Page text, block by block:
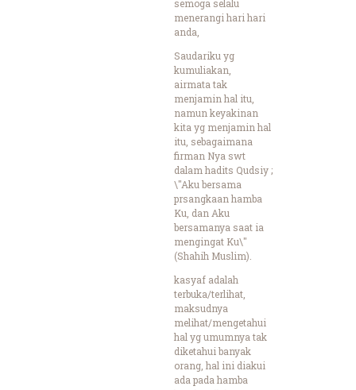
semoga selalu
menerangi hari hari
anda,
Saudariku yg
kumuliakan,
airmata tak
menjamin hal itu,
namun keyakinan
kita yg menjamin hal
itu, sebagaimana
firman Nya swt
dalam hadits Qudsiy ;
\"Aku bersama
prsangkaan hamba
Ku, dan Aku
bersamanya saat ia
mengingat Ku\"
(Shahih Muslim).
kasyaf adalah
terbuka/terlihat,
maksudnya
melihat/mengetahui
hal yg umumnya tak
diketahui banyak
orang, hal ini diakui
ada pada hamba